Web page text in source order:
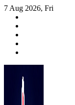
Skip
content
7 Aug 2026, Fri